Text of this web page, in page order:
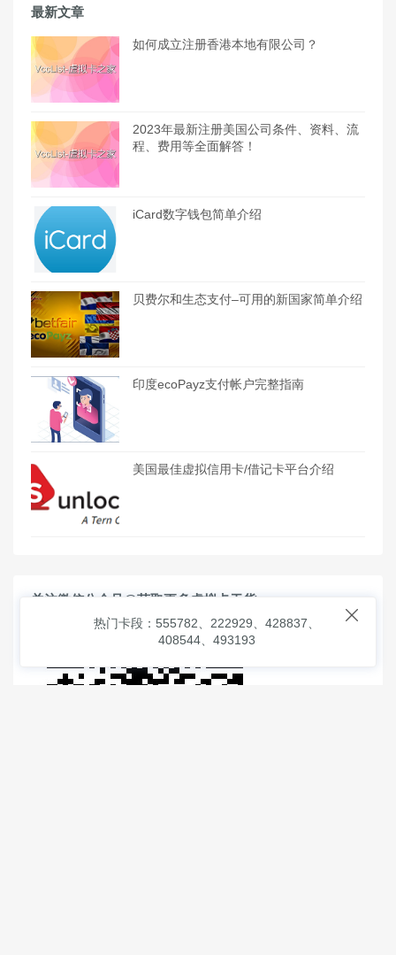
最新文章
如何成立注册香港本地有限公司？
2023年最新注册美国公司条件、资料、流
程、费用等全面解答！
iCard数字钱包简单介绍
贝费尔和生态支付–可用的新国家简单介绍
印度ecoPayz支付帐户完整指南
美国最佳虚拟信用卡/借记卡平台介绍
关注微信公众号@获取更多虚拟卡干货

热门卡段：555782、222929、428837、
408544、493193